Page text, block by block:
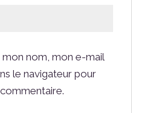
nom, mon e-mail
le navigateur pour